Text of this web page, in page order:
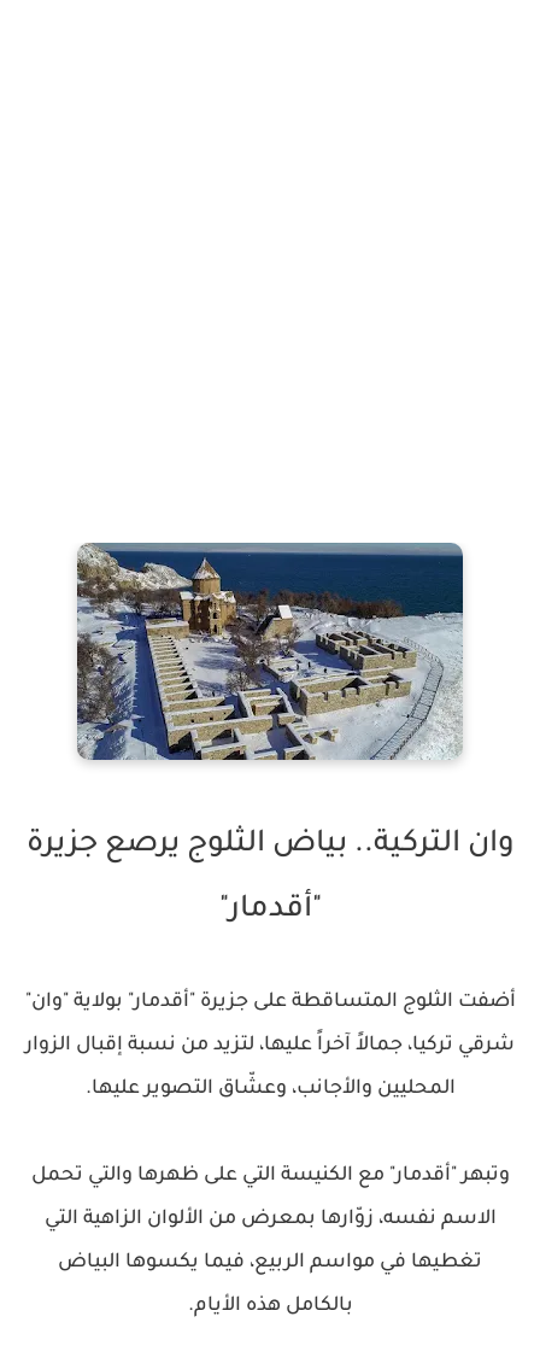
وان التركية.. بياض الثلوج يرصع جزيرة
"أقدمار"
أضفت الثلوج المتساقطة على جزيرة "أقدمار" بولاية "وان"
شرقي تركيا، جمالاً آخراً عليها، لتزيد من نسبة إقبال الزوار
المحليين والأجانب، وعشّاق التصوير عليها.
وتبهر "أقدمار" مع الكنيسة التي على ظهرها والتي تحمل
الاسم نفسه، زوّارها بمعرض من الألوان الزاهية التي
تغطيها في مواسم الربيع، فيما يكسوها البياض
بالكامل هذه الأيام.